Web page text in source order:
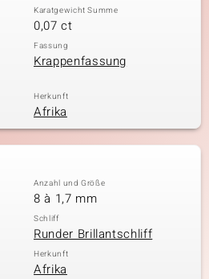
Karatgewicht Summe
0,07 ct
Fassung
Krappenfassung
Herkunft
Afrika
Anzahl und Größe
8 à 1,7 mm
Schliff
Runder Brillantschliff
Herkunft
Afrika